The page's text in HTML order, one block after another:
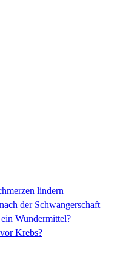
lindern
der Schwangerschaft
Wundermittel?
Krebs?